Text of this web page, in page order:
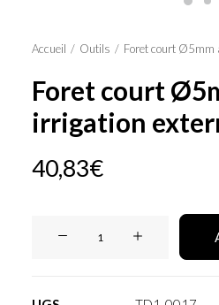
Accueil Outils Foret court Ø5mm
Foret court
irrigation
40,83€